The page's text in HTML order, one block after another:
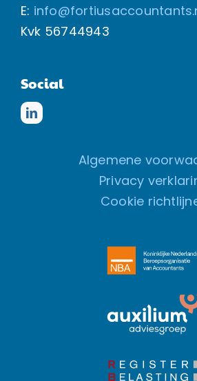
E:
Kvk 56744943
Social
Algemene
Privacy
Cookie